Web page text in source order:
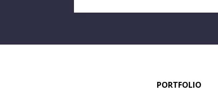
PORTFOLIO